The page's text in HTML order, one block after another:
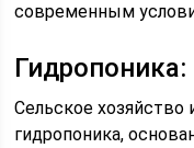
современным
Сельское хозяйство
гидропоника,